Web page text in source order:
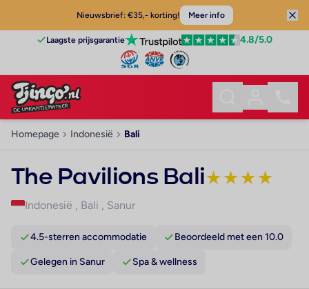
Nieuwsbrief: €35,- korting! Meer info
Laagste prijsgarantie 4.8/5.0
Homepage Indonesië Bali
The Pavilions Bali★★★★
Indonesië , Bali , Sanur
4.5-sterren accommodatie Beoordeeld met een 10.0
Gelegen in Sanur Spa & wellness